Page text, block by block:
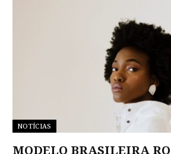
NOTÍCIAS
MODELO BRASILEIRA